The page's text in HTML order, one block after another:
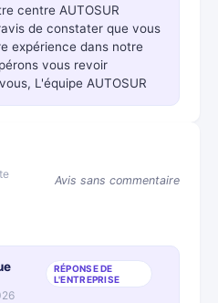
centre AUTOSUR
de constater que vous
expérience dans notre
vous revoir
L'équipe AUTOSUR
Avis sans commentaire
RÉPONSE DE
L'ENTREPRISE